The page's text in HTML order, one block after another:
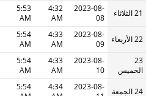
21 الثلاثاء
2023-08-
08
4:32
AM
5:53
AM
22 الأربعاء
2023-08-
09
4:33
AM
5:54
AM
23
الخميس
2023-08-
10
4:33
AM
5:54
AM
24 الجمعة
2023-08-
4:34
5:54